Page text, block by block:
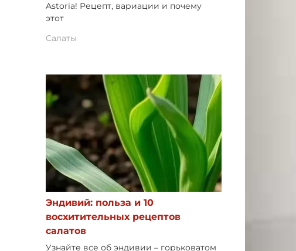
Astoria! Рецепт, вариации и почему
этот
Салаты
Эндивий: польза и 10
восхитительных рецептов
салатов
Узнайте все об эндивии – горьковатом